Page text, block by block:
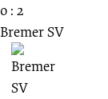
0 : 2
Bremer SV